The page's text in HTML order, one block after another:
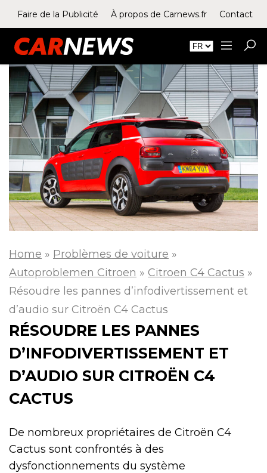
Faire de la Publicité À propos de Carnews.fr Contact
Home » Problèmes de voiture »
Autoproblemen Citroen » Citroen C4 Cactus »
Résoudre les pannes d’infodivertissement et
d’audio sur Citroën C4 Cactus
RÉSOUDRE LES PANNES
D’INFODIVERTISSEMENT ET
D’AUDIO SUR CITROËN C4
CACTUS
De nombreux propriétaires de Citroën C4
Cactus sont confrontés à des
dysfonctionnements du système